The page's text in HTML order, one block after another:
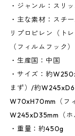
・ジャンル：スリ
・主な素材：スチ
リプロピレン（ト
（フィルムフック）
・生産国：中国
・サイズ：約
まず）/約
W70xH70mm（フ
W245xD35mm（ホ
・重量：約450g